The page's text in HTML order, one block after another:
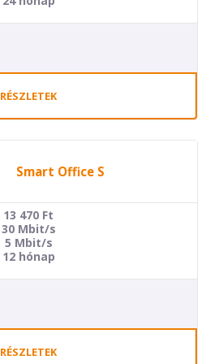
RÉSZLETEK
Smart Office S
13 470 Ft
30 Mbit/s
5 Mbit/s
12 hónap
RÉSZLETEK